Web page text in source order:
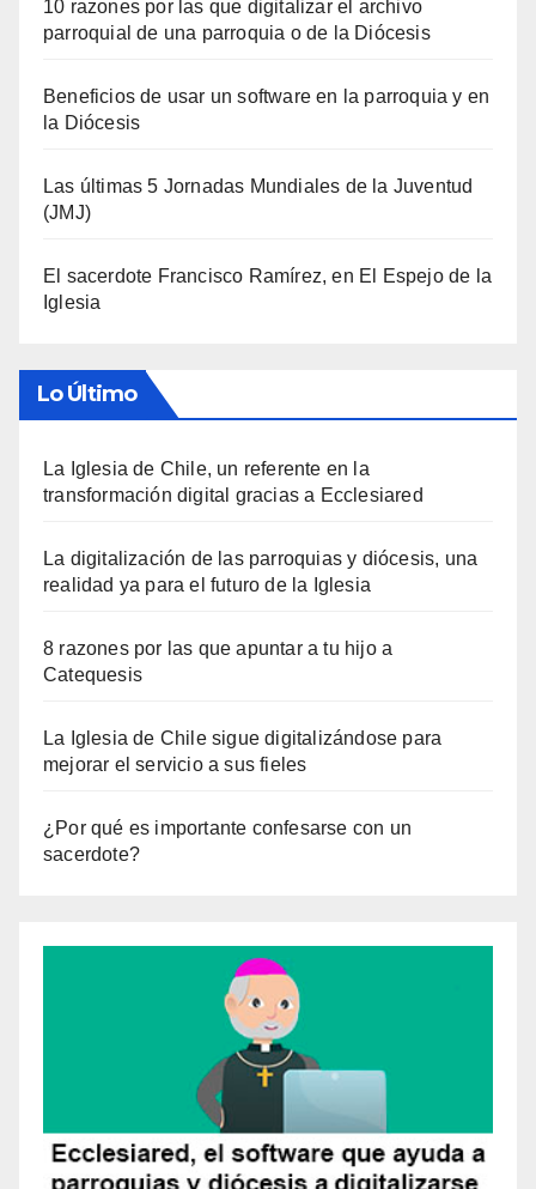
10 razones por las que digitalizar el archivo
parroquial de una parroquia o de la Diócesis
Beneficios de usar un software en la parroquia y en
la Diócesis
Las últimas 5 Jornadas Mundiales de la Juventud
(JMJ)
El sacerdote Francisco Ramírez, en El Espejo de la
Iglesia
Lo Último
La Iglesia de Chile, un referente en la
transformación digital gracias a Ecclesiared
La digitalización de las parroquias y diócesis, una
realidad ya para el futuro de la Iglesia
8 razones por las que apuntar a tu hijo a
Catequesis
La Iglesia de Chile sigue digitalizándose para
mejorar el servicio a sus fieles
¿Por qué es importante confesarse con un
sacerdote?